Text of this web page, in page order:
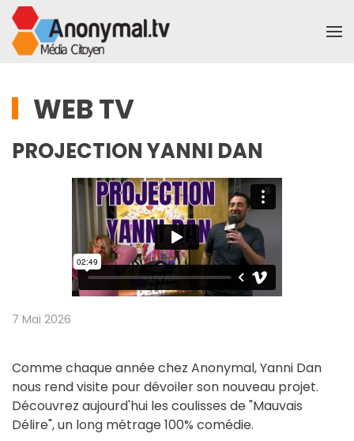
Accéder au contenu principal
WEB TV
PROJECTION YANNI DAN
7 Mai 2026
Comme chaque année chez Anonymal, Yanni Dan
nous rend visite pour dévoiler son nouveau projet.
Découvrez aujourd'hui les coulisses de "Mauvais
Délire", un long métrage 100% comédie.